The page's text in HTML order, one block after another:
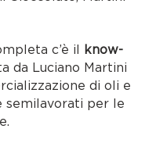
c’è il know-
da Luciano Martini
di oli e
semilavorati per le